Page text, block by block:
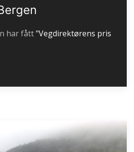
har fått"Vegdirektørens pris